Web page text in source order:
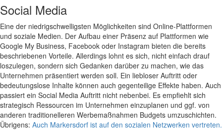
Social Media
Eine der niedrigschwelligsten Möglichkeiten sind Online-Plattformen
und soziale Medien. Der Aufbau einer Präsenz auf Plattformen wie
Google My Business, Facebook oder Instagram bieten die bereits
beschriebenen Vorteile. Allerdings lohnt es sich, nicht einfach drauf
loszulegen, sondern sich Gedanken darüber zu machen, wie das
Unternehmen präsentiert werden soll. Ein liebloser Auftritt oder
bedeutungslose Inhalte können auch gegenteilige Effekte haben. Auch
passiert ein Social Media Auftritt nicht nebenbei. Es empfiehlt sich
strategisch Ressourcen im Unternehmen einzuplanen und ggf. von
anderen traditionelleren Werbemaßnahmen Budgets umzuschichten.
Übrigens: Auch Markersdorf ist auf den sozialen Netzwerken vertreten.